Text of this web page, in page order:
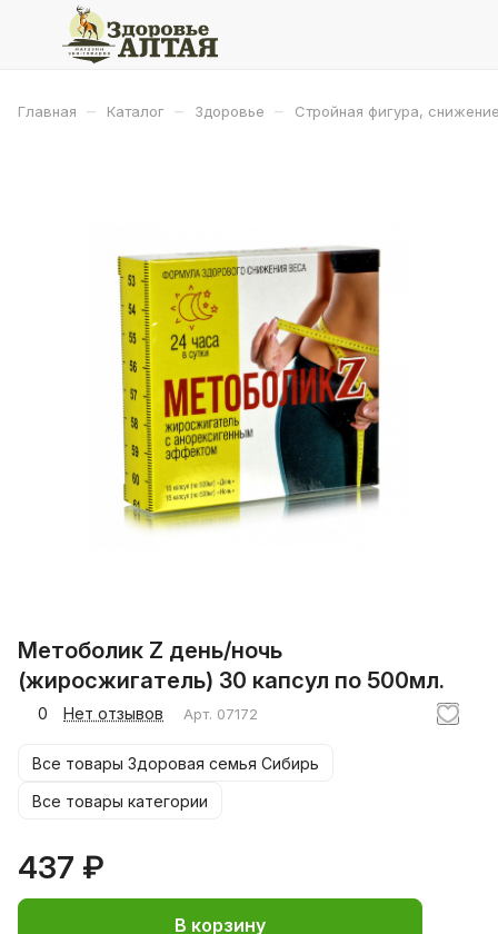
Главная – Каталог – Здоровье – Стройная фигура,
Метоболик Z день/ночь
(жиросжигатель) 30 капсул по 500мл.
0 Нет отзывов Арт. 07172
Все товары Здоровая семья Сибирь
Все товары категории
437 ₽
В корзину